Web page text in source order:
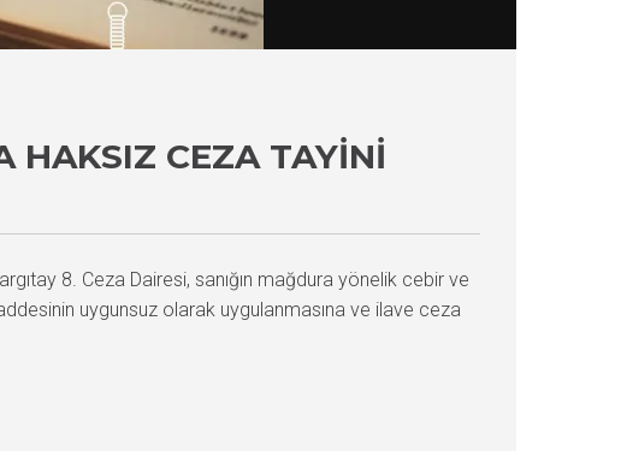
HAKSIZ CEZA TAYINI
8. Ceza Dairesi, sanığın mağdura yönelik cebir ve
uygunsuz olarak uygulanmasına ve ilave ceza